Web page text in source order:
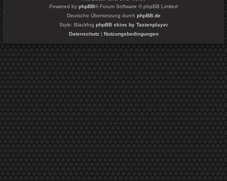
Powered by phpBB® Forum Software © phpBB Limited
Deutsche Übersetzung durch phpBB.de
Style: Blackfog phpBB skins by Tastenplayer
Datenschutz| Nutzungsbedingungen